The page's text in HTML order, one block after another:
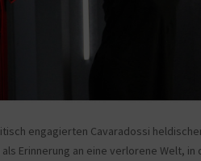
engagierten Cavaradossi
Erinnerung an eine verlorene Welt,